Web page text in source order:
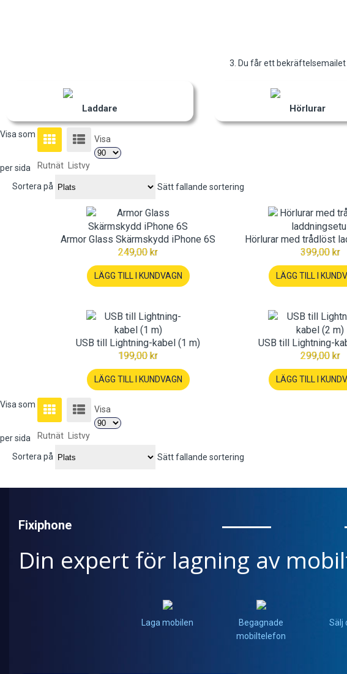
3. Du får ett
Laddare Hörlurar
Visa som
Rutnät Listvy
Visa
per sida
Sortera på
Sätt fallande sortering
Armor Glass Skärmskydd iPhone 6S
249,00 kr
LÄGG TILL I KUNDVAGN
Hörlurar med trådlöst
399,00 kr
LÄGG TILL I
USB till Lightning-kabel (1 m)
199,00 kr
LÄGG TILL I KUNDVAGN
USB till Lightning-
299,00 kr
LÄGG TILL I
Visa som
Rutnät Listvy
Visa
per sida
Sortera på
Sätt fallande sortering
Fixiphone
Din expert för lagning av
Laga mobilen
Begagnade
mobiltelefon
Sälj